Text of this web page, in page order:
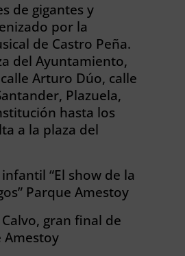
de gigantes y
por la
de Castro Peña.
del Ayuntamiento,
Arturo Dúo, calle
Plazuela,
hasta los
a la plaza del
“El show de la
Parque Amestoy
gran final de
Amestoy